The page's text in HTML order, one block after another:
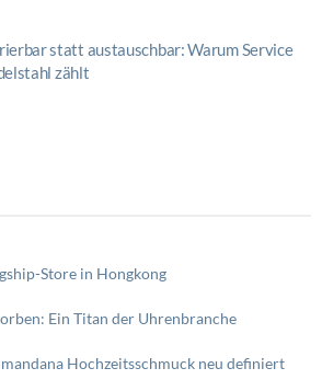
statt austauschbar: Warum Service
zählt
Store in Hongkong
Ein Titan der Uhrenbranche
Hochzeitsschmuck neu definiert